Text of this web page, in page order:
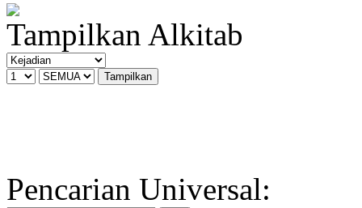
Tampilkan Alkitab
Pencarian Universal: